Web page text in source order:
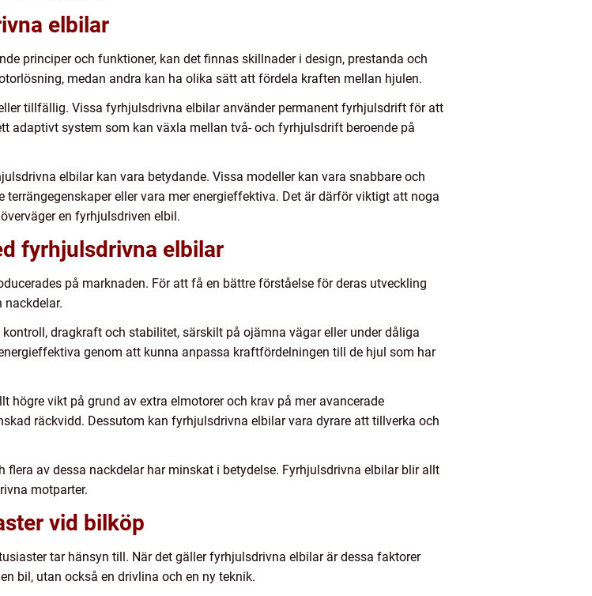
elbilar
principer och funktioner, kan det finnas skillnader i design, prestanda och
medan andra kan ha olika sätt att fördela kraften mellan hjulen.
tillfällig. Vissa fyrhjulsdrivna elbilar använder permanent fyrhjulsdrift för att
adaptivt system som kan växla mellan två- och fyrhjulsdrift beroende på
elbilar kan vara betydande. Vissa modeller kan vara snabbare och
eller vara mer energieffektiva. Det är därför viktigt att noga
en fyrhjulsdriven elbil.
fyrhjulsdrivna elbilar
på marknaden. För att få en bättre förståelse för deras utveckling
dragkraft och stabilitet, särskilt på ojämna vägar eller under dåliga
genom att kunna anpassa kraftfördelningen till de hjul som har
vikt på grund av extra elmotorer och krav på mer avancerade
räckvidd. Dessutom kan fyrhjulsdrivna elbilar vara dyrare att tillverka och
av dessa nackdelar har minskat i betydelse. Fyrhjulsdrivna elbilar blir allt
motparter.
vid bilköp
tar hänsyn till. När det gäller fyrhjulsdrivna elbilar är dessa faktorer
bil, utan också en drivlina och en ny teknik.